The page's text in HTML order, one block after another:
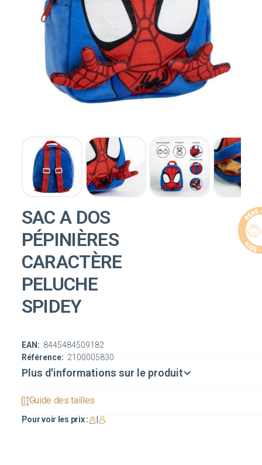
SAC A DOS
PÉPINIÈRES
CARACTÈRE
PELUCHE
SPIDEY
Référence: 2100005830
EAN: 8445484509182
Plus d'informations sur le produit
Guide des tailles
Pour voir les prix :